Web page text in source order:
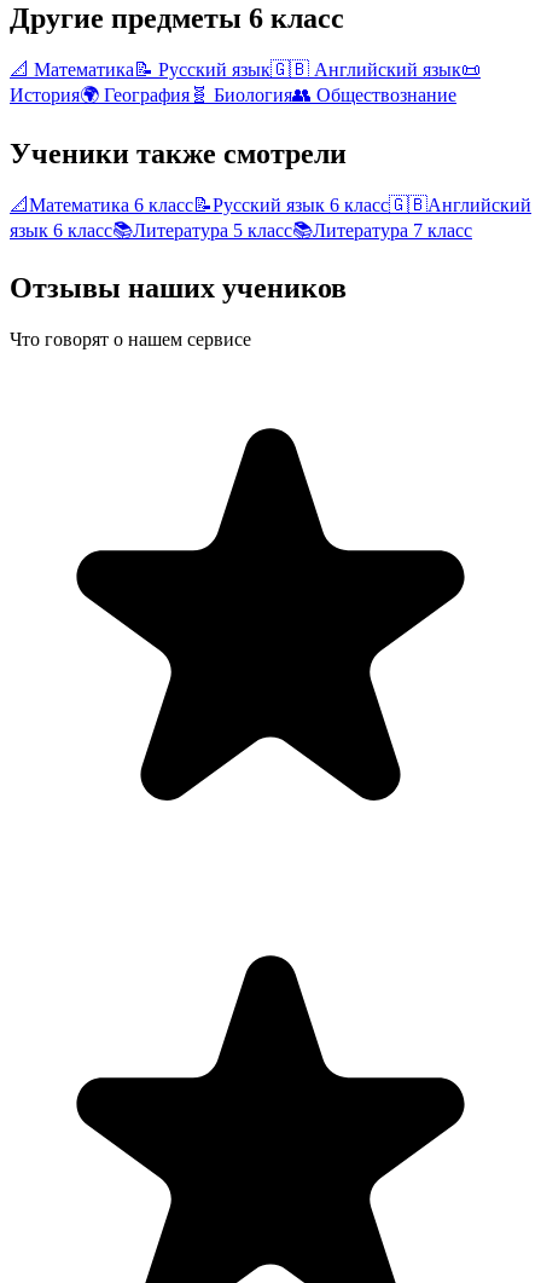
Другие предметы 6 класс
📐 Математика 📝 Русский язык🇬🇧 Английский язык📜
История🌍 География 🧬 Биология👥 Обществознание
Ученики также смотрели
📐Математика 6 класс📝Русский язык 6 класс🇬🇧Английский
язык 6 класс📚Литература 5 класс📚Литература 7 класс
Отзывы наших учеников
Что говорят о нашем сервисе